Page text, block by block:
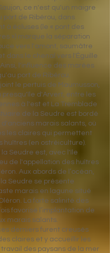
ce n'est qu'un maigre
port de Ribérou, dans
à écluses (le « pont des
») marque la séparation
vers l'amont, saumâtre
dans le chenal vers l'Éguille
l'influence des marées
port de Ribérou.
le pertuis de Maumusson,
presqu'île d'Arvert, entre les
à l'est et La Tremblade
de la Seudre est bordé
marais salants, où
les claires qui permettent
huîtres (en ostréiculture).
la Seudre est, avec l'île
de l'appellation des huîtres
Aux abords de l’océan,
la Seudre se présente
marais en lagune situé
La forte salinité des
favorisé l’implantation de
marais salants.
derniers furent creusés
claires et y accueillir les
travail des paysans de la mer